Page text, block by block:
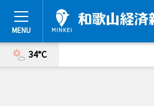
34°C